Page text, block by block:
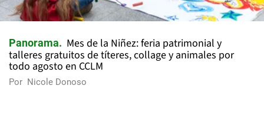
Panorama
Mes de la Niñez: feria patrimonial y
talleres gratuitos de títeres, collage y animales por
todo agosto en CCLM
Por Nicole Donoso